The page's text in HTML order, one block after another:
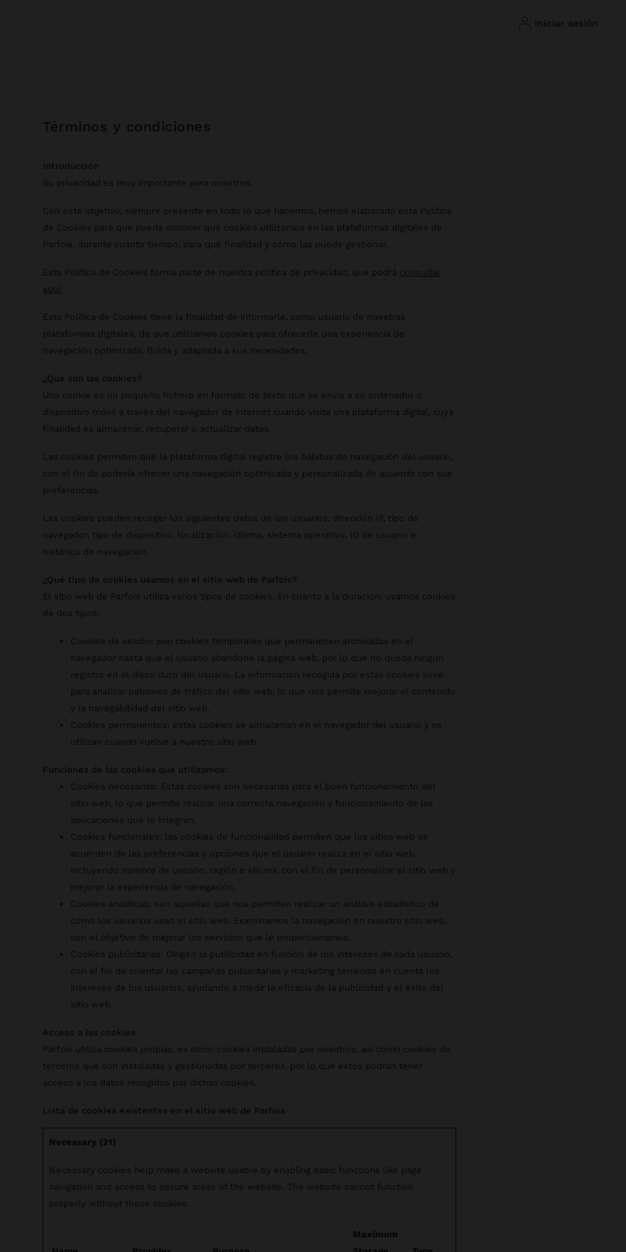
iniciar sesión
términos y condiciones
Introducción
Su privacidad es muy importante para nosotros.
Con este objetivo, siempre presente en todo lo que hacemos, hemos elaborado esta Política
de Cookies para que pueda conocer qué cookies utilizamos en las plataformas digitales de
Parfois, durante cuánto tiempo, para qué finalidad y cómo las puede gestionar.
Esta Política de Cookies forma parte de nuestra política de privacidad, que podrá consultar
aquí
Esta Política de Cookies tiene la finalidad de informarle, como usuario de nuestras
plataformas digitales, de que utilizamos cookies para ofrecerle una experiencia de
navegación optimizada, fluida y adaptada a sus necesidades.
¿Qué son las cookies?
Una cookie es un pequeño fichero en formato de texto que se envía a su ordenador o
dispositivo móvil a través del navegador de internet cuando visita una plataforma digital, cuya
finalidad es almacenar, recuperar o actualizar datos.
Las cookies permiten que la plataforma digital registre los hábitos de navegación del usuario,
con el fin de poderle ofrecer una navegación optimizada y personalizada de acuerdo con sus
preferencias.
Las cookies pueden recoger los siguientes datos de los usuarios: dirección IP, tipo de
navegador, tipo de dispositivo, localización, idioma, sistema operativo, ID de usuario e
histórico de navegación.
¿Qué tipo de cookies usamos en el sitio web de Parfois?
El sitio web de Parfois utiliza varios tipos de cookies. En cuanto a la duración, usamos cookies
de dos tipos:
Cookies de sesión: son cookies temporales que permanecen archivadas en el
navegador hasta que el usuario abandone la página web, por lo que no queda ningún
registro en el disco duro del usuario. La información recogida por estas cookies sirve
para analizar patrones de tráfico del sitio web, lo que nos permite mejorar el contenido
y la navegabilidad del sitio web.
Cookies permanentes: estas cookies se almacenan en el navegador del usuario y se
utilizan cuando vuelve a nuestro sitio web.
Funciones de las cookies que utilizamos:
Cookies necesarias: Estas cookies son necesarias para el buen funcionamiento del
sitio web, lo que permite realizar una correcta navegación y funcionamiento de las
aplicaciones que lo integran.
Cookies funcionales: las cookies de funcionalidad permiten que los sitios web se
acuerden de las preferencias y opciones que el usuario realiza en el sitio web,
incluyendo nombre de usuario, región e idioma, con el fin de personalizar el sitio web y
mejorar la experiencia de navegación.
Cookies analíticas: son aquellas que nos permiten realizar un análisis estadístico de
cómo los usuarios usan el sitio web. Examinamos la navegación en nuestro sitio web,
con el objetivo de mejorar los servicios que le proporcionamos.
Cookies publicitarias: Dirigen la publicidad en función de los intereses de cada usuario,
con el fin de orientar las campañas publicitarias y marketing teniendo en cuenta los
intereses de los usuarios, ayudando a medir la eficacia de la publicidad y el éxito del
sitio web.
Acceso a las cookies
Parfois utiliza cookies propias, es decir, cookies instaladas por nosotros, así como cookies de
terceros que son instaladas y gestionadas por terceros, por lo que estos podrán tener
acceso a los datos recogidos por dichas cookies.
Lista de cookies existentes en el sitio web de Parfois
Necessary (21)
Necessary cookies help make a website usable by enabling basic functions like page
navigation and access to secure areas of the website. The website cannot function
properly without these cookies.
Maximum